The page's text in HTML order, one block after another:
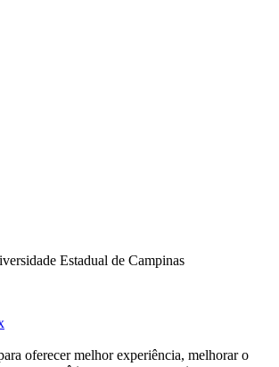
Estadual de Campinas
oferecer melhor experiência, melhorar o